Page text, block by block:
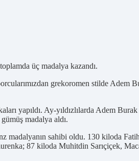
üç madalya kazandı.
grekoromen stilde Adem
yapıldı. Ay-yıldızlılarda Adem
madalya aldı.
madalyanın sahibi oldu. 130 kiloda
87 kiloda Muhitdin Sarıçiçek,